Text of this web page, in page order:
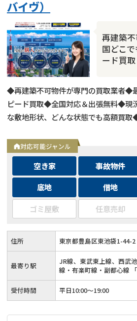
バイヴ）
再建築
国どこ
ード買取
◆再建築不可物件が専門の買取業者◆
ピード買取◆全国対応＆出張無料◆現
な敷地形状、どんな状態でも高額買
トップ対応◆無料査定＆相談はフォー
対応可能ジャンル
空き家 事故物件
底地
借地
ゴミ屋敷
任意売却
住所 東京都豊島区東池袋1-44-
最寄り駅
JR線、東武東上線、西武
線・有楽町線・副都心線
受付時間 平日10:00～19:00